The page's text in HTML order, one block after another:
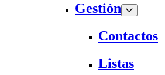
Gestión
Contactos
Listas